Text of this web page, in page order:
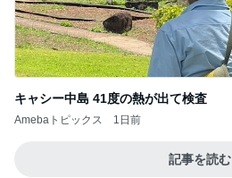
キャシー中島 41度の熱が出て検査
Amebaトピックス 1日前
記事を読む